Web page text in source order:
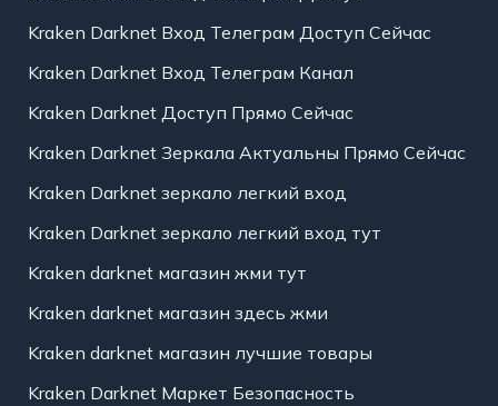
Kraken Darknet Вход Телеграм Доступ Сейчас
Kraken Darknet Вход Телеграм Канал
Kraken Darknet Доступ Прямо Сейчас
Kraken Darknet Зеркала Актуальны Прямо Сейчас
Kraken Darknet зеркало легкий вход
Kraken Darknet зеркало легкий вход тут
Kraken darknet магазин жми тут
Kraken darknet магазин здесь жми
Kraken darknet магазин лучшие товары
Kraken Darknet Маркет Безопасность